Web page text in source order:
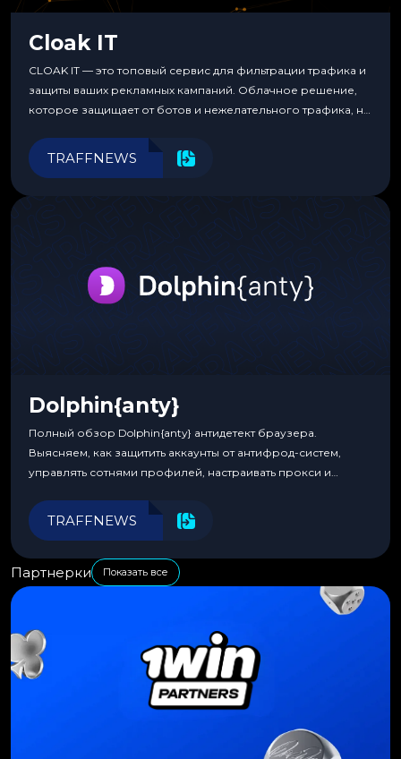
Cloak IT
CLOAK IT — это топовый сервис для фильтрации трафика и
защиты ваших рекламных кампаний. Облачное решение,
которое защищает от ботов и нежелательного трафика, не
программирования.
TRAFFNEWS
Dolphin{anty}
Полный обзор Dolphin{anty} антидетект браузера.
Выясняем, как защитить аккаунты от антифрод-систем,
управлять сотнями профилей, настраивать прокси и
эффективности.
TRAFFNEWS
Партнерки Показать все